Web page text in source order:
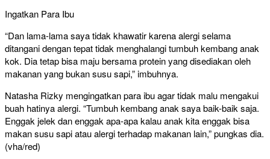
Ingatkan Para Ibu
“Dan lama-lama saya tidak khawatir karena alergi selama
ditangani dengan tepat tidak menghalangi tumbuh kembang anak
kok. Dia tetap bisa maju bersama protein yang disediakan oleh
makanan yang bukan susu sapi,” imbuhnya.
Natasha Rizky mengingatkan para ibu agar tidak malu mengakui
buah hatinya alergi. “Tumbuh kembang anak saya baik-baik saja.
Enggak jelek dan enggak apa-apa kalau anak kita enggak bisa
makan susu sapi atau alergi terhadap makanan lain,” pungkas dia.
(vha/red)